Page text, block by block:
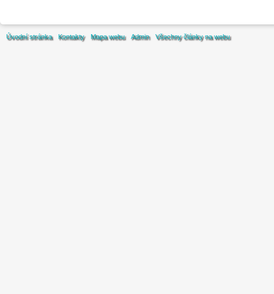
Úvodní stránka Kontakty Mapa webu Admin Všechny články na webu